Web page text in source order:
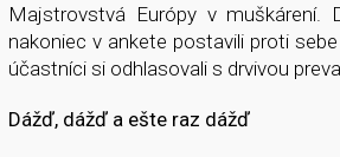
Majstrovstvá Európy v muškárení.
nakoniec v ankete postavili proti
účastníci si odhlasovali s drvivou
Dážď, dážď a ešte raz dážď